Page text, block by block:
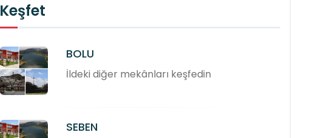
Keşfet
BOLU
İldeki diğer mekânları keşfedin
SEBEN